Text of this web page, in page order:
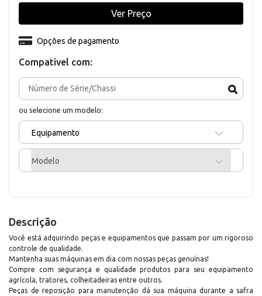
Compativel com:
ou selecione um modelo:
Equipamento
Modelo
Opções de pagamento
Ver Preço
Descrição
Você está adquirindo peças e equipamentos que passam por um rigoroso
controle de qualidade.
Mantenha suas máquinas em dia com nossas peças genuínas!
Compre com segurança e qualidade produtos para seu equipamento
agrícola, tratores, colheitadeiras entre outros.
Peças de reposição para manutenção dá sua máquina durante a safra